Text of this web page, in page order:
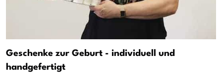
Geschenke zur Geburt - individuell und
handgefertigt